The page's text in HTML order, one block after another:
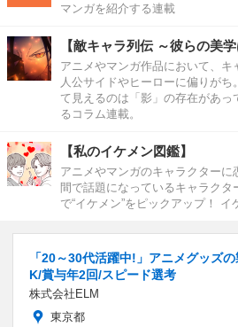
マンガを紹介する連載
【敵キャラ列伝 ～彼らの美
アニメやマンガ作品において、
人公サイドやヒーローに偏りが
て見えるのは「影」の存在があっ
るコラム連載。
【私のイケメン図鑑】
アニメやマンガのキャラクター
間で話題になっているキャラクタ
で“イケメン”をピックアップ！
「20～30代活躍中!」アニメグッズ
K/賞与年2回/スピード選考
株式会社ELM
東京都